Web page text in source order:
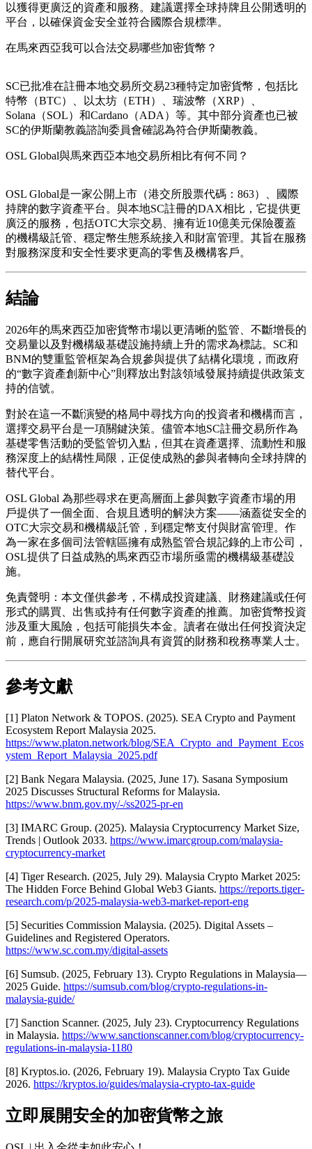
以獲得更廣泛的資產和服務。建議選擇全球持牌且公開透明的
平台，以確保資金安全並符合國際合規標準。
在馬來西亞我可以合法交易哪些加密貨幣？
SC已批准在註冊本地交易所交易23種特定加密貨幣，包括比
特幣（BTC）、以太坊（ETH）、瑞波幣（XRP）、
Solana（SOL）和Cardano（ADA）等。其中部分資產也已被
SC的伊斯蘭教義諮詢委員會確認為符合伊斯蘭教義。
OSL Global與馬來西亞本地交易所相比有何不同？
OSL Global是一家公開上市（港交所股票代碼：863）、國際
持牌的數字資產平台。與本地SC註冊的DAX相比，它提供更
廣泛的服務，包括OTC大宗交易、擁有近10億美元保險覆蓋
的機構級託管、穩定幣生態系統接入和財富管理。其旨在服務
對服務深度和安全性要求更高的零售及機構客戶。
結論
2026年的馬來西亞加密貨幣市場以更清晰的監管、不斷增長的
交易量以及對機構級基礎設施持續上升的需求為標誌。SC和
BNM的雙重監管框架為合規參與提供了結構化環境，而政府
的“數字資產創新中心”則釋放出對該領域發展持續提供政策支
持的信號。
對於在這一不斷演變的格局中尋找方向的投資者和機構而言，
選擇交易平台是一項關鍵決策。儘管本地SC註冊交易所作為
基礎零售活動的受監管切入點，但其在資產選擇、流動性和服
務深度上的結構性局限，正促使成熟的參與者轉向全球持牌的
替代平台。
OSL Global 為那些尋求在更高層面上參與數字資產市場的用
戶提供了一個全面、合規且透明的解決方案——涵蓋從安全的
OTC大宗交易和機構級託管，到穩定幣支付與財富管理。作
為一家在多個司法管轄區擁有成熟監管合規記錄的上市公司，
OSL提供了日益成熟的馬來西亞市場所亟需的機構級基礎設
施。
免責聲明 ：本文僅供參考，不構成投資建議、財務建議或任何
形式的購買、出售或持有任何數字資產的推薦。加密貨幣投資
涉及重大風險，包括可能損失本金。讀者在做出任何投資決定
前，應自行開展研究並諮詢具有資質的財務和稅務專業人士。
參考文獻
[1] Platon Network & TOPOS. (2025). SEA Crypto and Payment
Ecosystem Report Malaysia 2025.
https://www.platon.network/blog/SEA_Crypto_and_Payment_Ecos
ystem_Report_Malaysia_2025.pdf
[2] Bank Negara Malaysia. (2025, June 17). Sasana Symposium
2025 Discusses Structural Reforms for Malaysia.
https://www.bnm.gov.my/-/ss2025-pr-en
[3] IMARC Group. (2025). Malaysia Cryptocurrency Market Size,
Trends | Outlook 2033. https://www.imarcgroup.com/malaysia-
cryptocurrency-market
[4] Tiger Research. (2025, July 29). Malaysia Crypto Market 2025:
The Hidden Force Behind Global Web3 Giants. https://reports.tiger-
research.com/p/2025-malaysia-web3-market-report-eng
[5] Securities Commission Malaysia. (2025). Digital Assets –
Guidelines and Registered Operators.
https://www.sc.com.my/digital-assets
[6] Sumsub. (2025, February 13). Crypto Regulations in Malaysia—
2025 Guide. https://sumsub.com/blog/crypto-regulations-in-
malaysia-guide/
[7] Sanction Scanner. (2025, July 23). Cryptocurrency Regulations
in Malaysia. https://www.sanctionscanner.com/blog/cryptocurrency-
regulations-in-malaysia-1180
[8] Kryptos.io. (2026, February 19). Malaysia Crypto Tax Guide
2026. https://kryptos.io/guides/malaysia-crypto-tax-guide
立即展開安全的加密貨幣之旅